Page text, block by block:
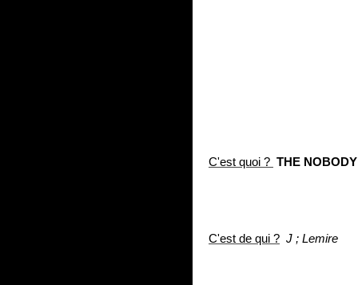
C'est quoi ? THE NOBODY
C'est de qui ? J ; Lemire